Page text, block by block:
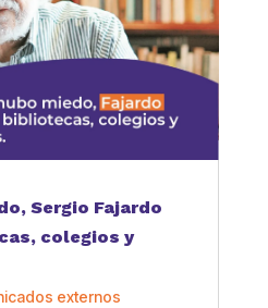
Sergio Fajardo
colegios y
externos